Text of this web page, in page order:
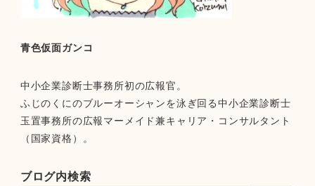
青色仮面ガンコ
中小企業診断士事務所初の広報官。
ふじのくにのブルーオーシャンを泳ぎ回る中小企業診断士
玉置事務所の広報マーメイド兼キャリア・コンサルタント
（国家資格）。
ブログ内検索